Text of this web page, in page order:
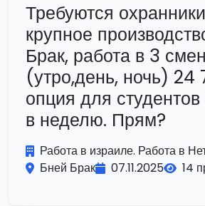
Требуются
крупное
Брак, работа в 3
(утро,день, ночь) 24
опция для
в неделю. Прям?
Работа в израиле. Работа в
Бней Брак
07.11.2025 14